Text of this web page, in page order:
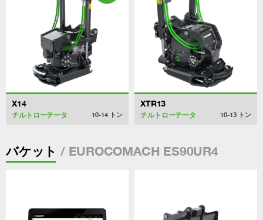
X14
チルトローテータ 10-14 トン
XTR13
チルトローテータ 10-13 トン
バケット / EUROCOMACH ES90UR4